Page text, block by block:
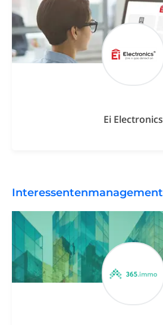
Ei Electronics
Interessentenmanagement